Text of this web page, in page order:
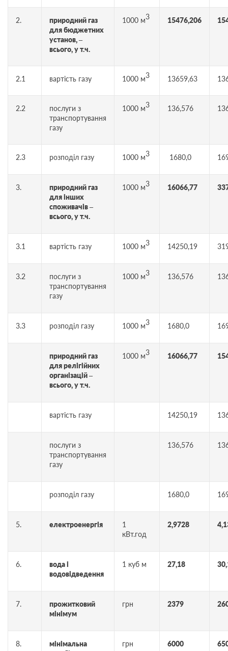
2.
природний газ
для бюджетних
установ, –
всього, у т.ч.
1000 м3 15476,206
2.1 вартість газу 1000 м3 13659,63
2.2
послуги з
транспортування
газу
1000 м3 136,576
2.3 розподіл газу 1000 м3 1680,0
3.
природний газ
для інших
споживачів –
всього, у т.ч.
1000 м3 16066,77
3.1 вартість газу 1000 м3 14250,19
3.2
послуги з
транспортування
газу
1000 м3 136,576
3.3 розподіл газу 1000 м3 1680,0
природний газ
для релігійних
організацій –
всього, у т.ч.
1000 м3 16066,77
вартість газу 14250,19
послуги з
транспортування
газу
136,576
розподіл газу 1680,0
5. електроенергія
1
кВт.год
2,9728
6.
вода і
водовідведення
1 куб м 27,18
7.
прожитковий
мінімум
грн 2379
8.
мінімальна
грн 6000